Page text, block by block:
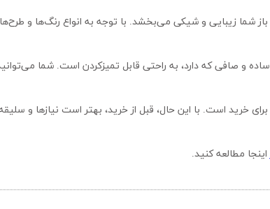
اینجا مطالعه کنید.